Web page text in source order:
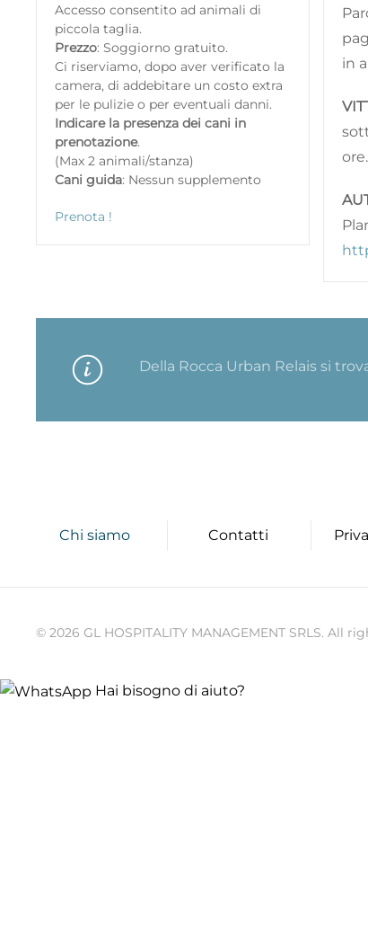
Accesso consentito ad animali di
piccola taglia.
Prezzo: Soggiorno gratuito.
Ci riserviamo, dopo aver verificato la
camera, di addebitare un costo extra
per le pulizie o per eventuali danni.
Indicare la presenza dei cani in
prenotazione.
(Max 2 animali/stanza)
Cani guida: Nessun supplemento
Prenota !
in
Della Rocca Urban Relais si
Chi siamo Contatti
© 2026 GL HOSPITALITY MANAGEMENT SRLS. All
Hai bisogno di aiuto?